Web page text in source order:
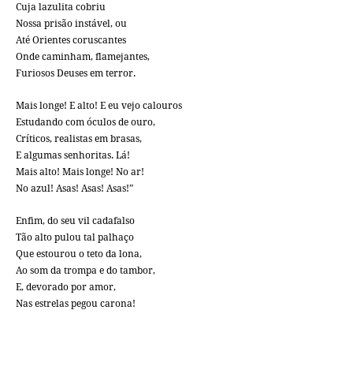
Cuja lazulita cobriu
Nossa prisão instável, ou
Até Orientes coruscantes
Onde caminham, flamejantes,
Furiosos Deuses em terror.
Mais longe! E alto! E eu vejo calouros
Estudando com óculos de ouro,
Críticos, realistas em brasas,
E algumas senhoritas. Lá!
Mais alto! Mais longe! No ar!
No azul! Asas! Asas! Asas!”
Enfim, do seu vil cadafalso
Tão alto pulou tal palhaço
Que estourou o teto da lona,
Ao som da trompa e do tambor,
E, devorado por amor,
Nas estrelas pegou carona!